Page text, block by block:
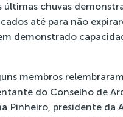
últimas chuvas
até para não
demonstrado
membros
do Conselho de
Pinheiro, presidente da